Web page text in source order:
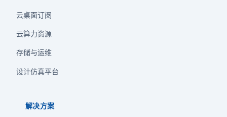
云桌面订阅
云算力资源
存储与运维
设计仿真平台
解决方案